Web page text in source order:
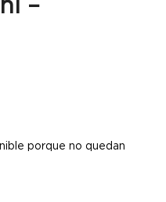
porque no quedan